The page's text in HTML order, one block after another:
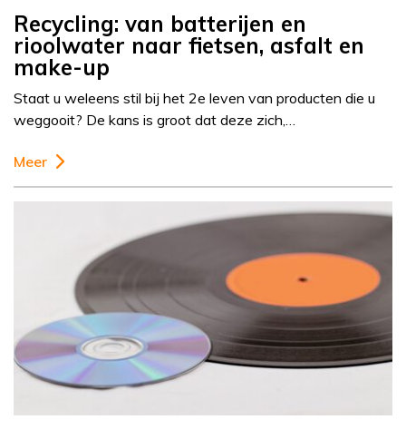
Recycling: van batterijen en
rioolwater naar fietsen, asfalt en
make-up
Staat u weleens stil bij het 2e leven van producten die u
weggooit? De kans is groot dat deze zich,…
Meer